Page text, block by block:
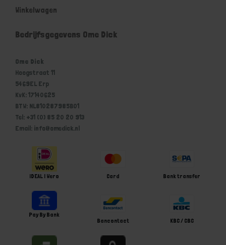
Winkelwagen
Bedrijfsgegevens Ome Dick
Ome Dick
Hoogstraat 11
5469EL Erp
KvK: 17140625
BTW: NL810287985B01
Tel: +31 (0) 85 20 20 913
Email: info@omedick.nl
iDEAL | Wero Card Bank transfer
Pay By Bank
Bancontact
KBC / CBC